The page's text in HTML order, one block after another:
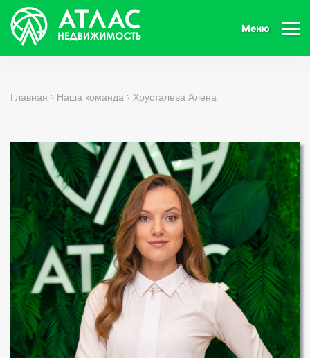
Меню
Главная Наша команда Хрусталева Алена